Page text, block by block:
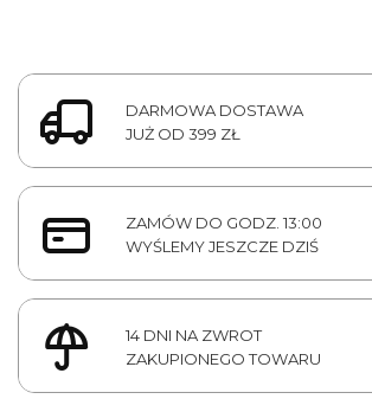
DARMOWA DOSTAWA
JUŻ OD 399 ZŁ
ZAMÓW DO GODZ. 13:00
WYŚLEMY JESZCZE DZIŚ
14 DNI NA ZWROT
ZAKUPIONEGO TOWARU